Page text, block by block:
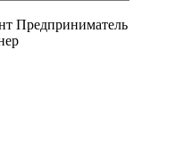
Предприниматель